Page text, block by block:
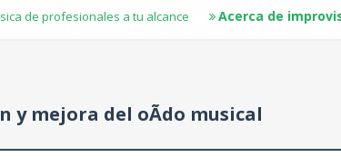
de profesionales a tu alcance Acerca de
y mejora del oÃ­do musical